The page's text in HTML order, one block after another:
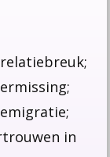
in